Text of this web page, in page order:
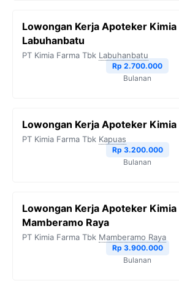
Lowongan Kerja Apoteker Kimia
Labuhanbatu
PT Kimia Farma Tbk Labuhanbatu
Rp 2.700.000
Bulanan
Lowongan Kerja Apoteker Kimia
PT Kimia Farma Tbk Kapuas
Rp 3.200.000
Bulanan
Lowongan Kerja Apoteker Kimia
Mamberamo Raya
PT Kimia Farma Tbk Mamberamo Raya
Rp 3.900.000
Bulanan